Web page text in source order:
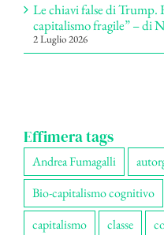
Le chiavi false di Trump.
capitalismo fragile” – di
2 Luglio 2026
Effimera tags
Andrea Fumagalli
Bio-capitalismo cognitivo
capitalismo
classe